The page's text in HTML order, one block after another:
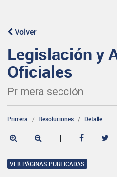
Volver
Legislación y
Oficiales
Primera sección
Primera Resoluciones Detalle
|
VER PÁGINAS PUBLICADAS